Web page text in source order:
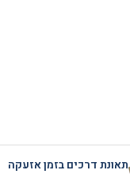
תאונת דרכים בזמן אזעקה